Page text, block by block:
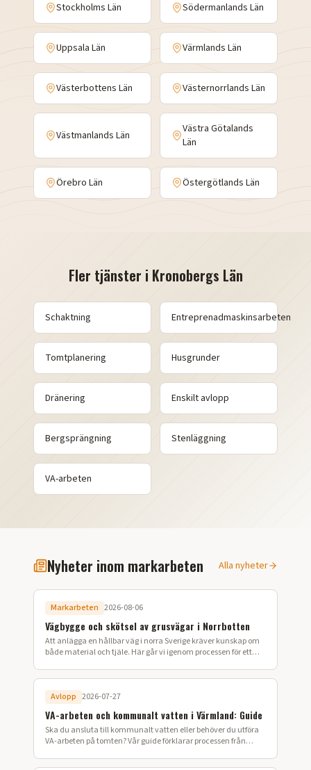
Stockholms Län Södermanlands Län
Uppsala Län Värmlands Län
Västerbottens Län Västernorrlands Län
Västmanlands Län
Västra Götalands
Län
Örebro Län Östergötlands Län
Fler tjänster i Kronobergs Län
Schaktning Entreprenadmaskinsarbeten
Tomtplanering Husgrunder
Dränering Enskilt avlopp
Bergsprängning Stenläggning
VA-arbeten
Nyheter inom markarbeten Alla nyheter
Markarbeten 2026-08-06
Vägbygge och skötsel av grusvägar i Norrbotten
Att anlägga en hållbar väg i norra Sverige kräver kunskap om
både material och tjäle. Här går vi igenom processen för ett
Avlopp 2026-07-27
VA-arbeten och kommunalt vatten i Värmland: Guide
Ska du ansluta till kommunalt vatten eller behöver du utföra
VA-arbeten på tomten? Vår guide förklarar processen från